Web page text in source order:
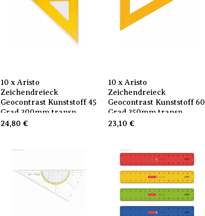
10 x Aristo
Zeichendreieck
Geocontrast Kunststoff 45
Grad 300mm transp
24,80 €
10 x Aristo
Zeichendreieck
Geocontrast Kunststoff 60
Grad 350mm transp
23,10 €